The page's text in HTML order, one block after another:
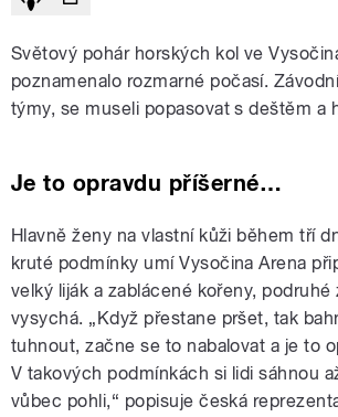
Světový pohár horských kol ve
poznamenalo rozmarné počasí.
týmy, se museli popasovat s deštěm a
Je to opravdu příšerné…
Hlavně ženy na vlastní kůži během tří
kruté podmínky umí Vysočina Arena
velký liják a zablácené kořeny,
vysychá. „Když přestane pršet, tak
tuhnout, začne se to nabalovat a je to
V takových podmínkách si lidi sáhnou
vůbec pohli,“ popisuje česká